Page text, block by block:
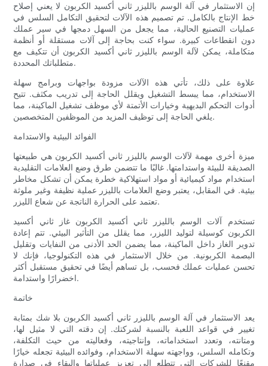
إن الاستثمار في آلة الوسم بالليزر ثاني أكسيد الكربون لا يعني إصلاح
خط الإنتاج بالكامل. تم تصميم هذه الآلات لتحقيق التكامل السلس في
عمليات التصنيع الحالية، مما يجعل من السهل دمجها في سير عملك
دون انقطاعات كبيرة. سواء كنت بحاجة إلى آلات مستقلة أو أنظمة
متكاملة، يمكن لآلة الوسم بالليزر ثاني أكسيد الكربون أن تتكيف مع
متطلباتك المحددة.
علاوة على ذلك، تأتي هذه الآلات مزودة بواجهات وبرامج سهلة
الاستخدام، مما يبسط التشغيل ويقلل الحاجة إلى تدريب مكثف. تتيح
أدوات التحكم البديهية وخيارات الأتمتة لأي موظف تشغيل الماكينة، مما
يلغي الحاجة إلى توظيف المزيد من الموظفين المتخصصين.
الفوائد البيئية والاستدامة
ميزة أخرى مهمة لآلات الوسم بالليزر ثاني أكسيد الكربون هي طبيعتها
الصديقة للبيئة واستدامتها. غالبًا ما تتضمن طرق وضع العلامات التقليدية
استخدام مواد كيميائية أو مواد استهلاكية خطرة يمكن أن تشكل مخاطر
بيئية. في المقابل، يعتبر وضع العلامات بالليزر عملية نظيفة وغير ملوثة
تعتمد على الحرارة الناتجة عن شعاع الليزر.
تستخدم آلات الوسم بالليزر ثاني أكسيد الكربون غاز ثاني أكسيد
الكربون كوسيلة لتوليد الليزر، مما يقلل من التأثير البيئي. تتم إعادة
تدوير الغاز داخل الماكينة، مما يضمن الحد الأدنى من النفايات وتقليل
البصمة الكربونية. من خلال الاستثمار في هذه التكنولوجيا، فإنك لا
تحسن عمليات عملك فحسب، بل تساهم أيضًا في تحقيق مستقبل أكثر
اخضرارًا واستدامة.
خاتمة
يعد الاستثمار في آلة الوسم بالليزر ثاني أكسيد الكربون بلا شك بمثابة
تغيير في قواعد اللعبة بالنسبة لشركتك. إن دقته التي لا مثيل لها،
ومتانته، وتعدد استخداماته، وإنتاجيته، وفعاليته من حيث التكلفة،
وتكامله السلس، وواجهته سهلة الاستخدام، وفوائده البيئية تجعله خيارًا
مقنعًا للشركات التي تتطلع إلى تعزيز عملياتها والبقاء في صدارة